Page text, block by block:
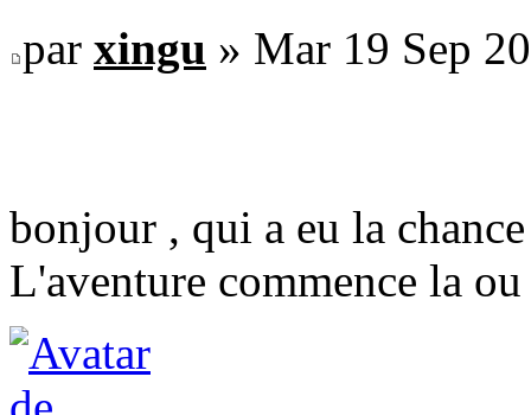
par xingu » Mar 19 Sep
bonjour , qui a eu la
L'aventure commence la